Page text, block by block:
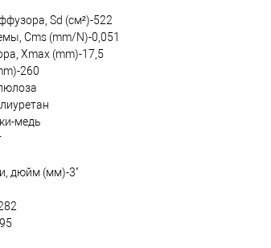
Sd (см²)-522
Cms (mm/N)-0,051
Xmax (mm)-17,5
260
медь
дюйм (мм)-3''